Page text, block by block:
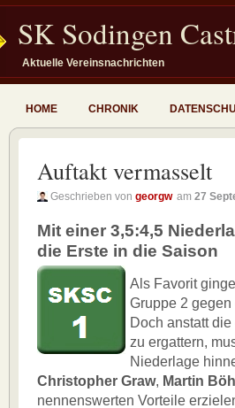
SK Sodingen
Aktuelle Vereinsnachrichten
HOME CHRONIK
Auftakt vermasselt
Geschrieben von georgw am 27
Mit einer 3,5:4,5
die Erste in die Saison
Als Favorit
Gruppe 2
Doch anstatt
zu ergattern,
Niederlage
Christopher Graw, Martin
nennenswerten Vorteile